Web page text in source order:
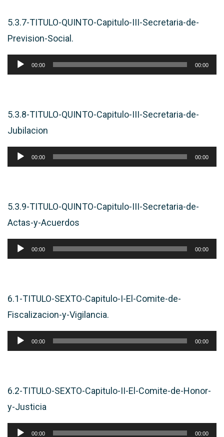
5.3.7-TITULO-QUINTO-Capitulo-III-Secretaria-de-
Prevision-Social.
Reproductor
de
00:00 00:00
5.3.8-TITULO-QUINTO-Capitulo-III-Secretaria-de-
Jubilacion
Reproductor
de
00:00 00:00
5.3.9-TITULO-QUINTO-Capitulo-III-Secretaria-de-
Actas-y-Acuerdos
Reproductor
de
00:00 00:00
6.1-TITULO-SEXTO-Capitulo-I-El-Comite-de-
Fiscalizacion-y-Vigilancia.
Reproductor
de
00:00 00:00
6.2-TITULO-SEXTO-Capitulo-II-El-Comite-de-Honor-
y-Justicia
Reproductor
00:00 00:00